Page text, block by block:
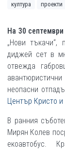
култура проекти
На 30 септември
„Нови тъкачи“,
диджей сет в
отвежда
неопасни
Център Кристо
В ранния
Мирян Колев
екоавтобус.